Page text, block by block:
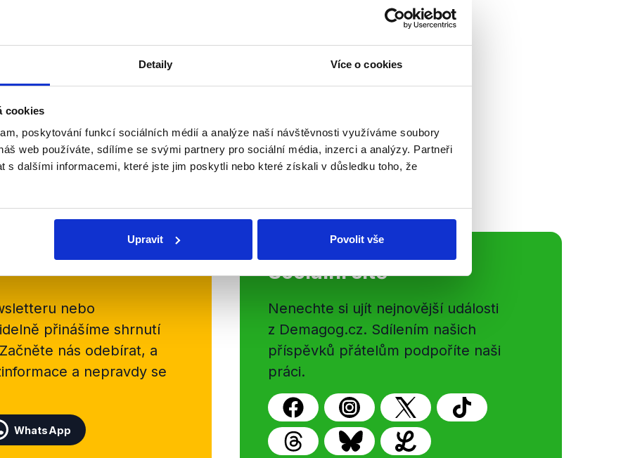
Detaily Více o cookies
cookies
poskytování funkcí sociálních médií a analýze naší návštěvnosti využíváme soubory
web používáte, sdílíme se svými partnery pro sociální média, inzerci a analýzy. Partneři
s dalšími informacemi, které jste jim poskytli nebo které získali v důsledku toho, že
Upravit Povolit vše
Škrty, konsolidace, transformace
2. května 2023
hned několik připravovaných kroků vlády – kromě
konsolidace veřejných financí také transformaci
České pošty či snížení valorizace důchodů....
nebo
přinášíme shrnutí
nás odebírat, a
a nepravdy se
WhatsApp
Sociální sítě
Nenechte si ujít nejnovější události
z Demagog.cz. Sdílením našich
příspěvků přátelům podpoříte naši
práci.